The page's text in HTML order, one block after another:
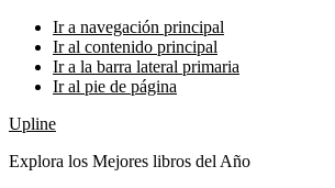
Ir a navegación principal
Ir al contenido principal
Ir a la barra lateral primaria
Ir al pie de página
Upline
Explora los Mejores libros del Año